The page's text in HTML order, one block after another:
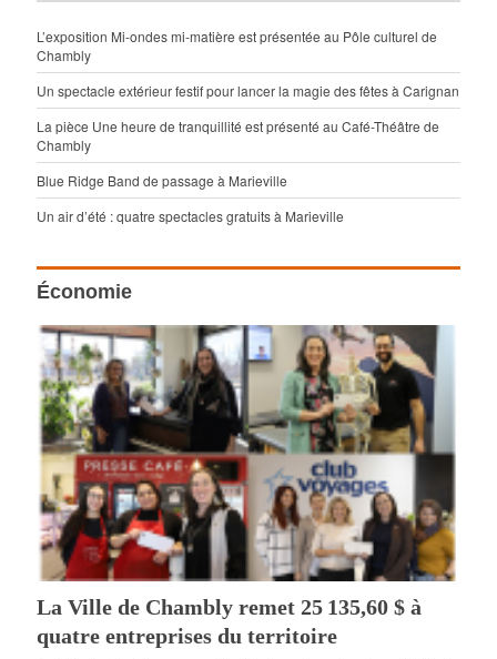
L’exposition Mi-ondes mi-matière est présentée au Pôle culturel de
Chambly
Un spectacle extérieur festif pour lancer la magie des fêtes à Carignan
La pièce Une heure de tranquillité est présenté au Café-Théâtre de
Chambly
Blue Ridge Band de passage à Marieville
Un air d’été : quatre spectacles gratuits à Marieville
Économie
La Ville de Chambly remet 25 135,60 $ à
quatre entreprises du territoire